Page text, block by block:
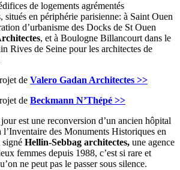
de logements agrémentés
situés en périphérie parisienne: à Saint Ouen
d’urbanisme des Docks de St Ouen
, et à Boulogne Billancourt dans le
Rives de Seine pour les architectes de
de Valero Gadan Architectes >>
de Beckmann N’Thépé >>
est une reconversion d’un ancien hôpital
l’Inventaire des Monuments Historiques en
signé Hellin-Sebbag architectes, une agence
femmes depuis 1988, c’est si rare et
ne peut pas le passer sous silence.